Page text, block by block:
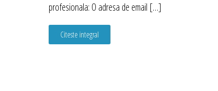
profesionala: O adresa de email […]
Citeste integral